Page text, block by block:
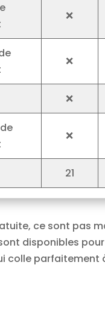
❌
❌
❌
❌
21
ce sont pas
disponibles
colle parfaitement